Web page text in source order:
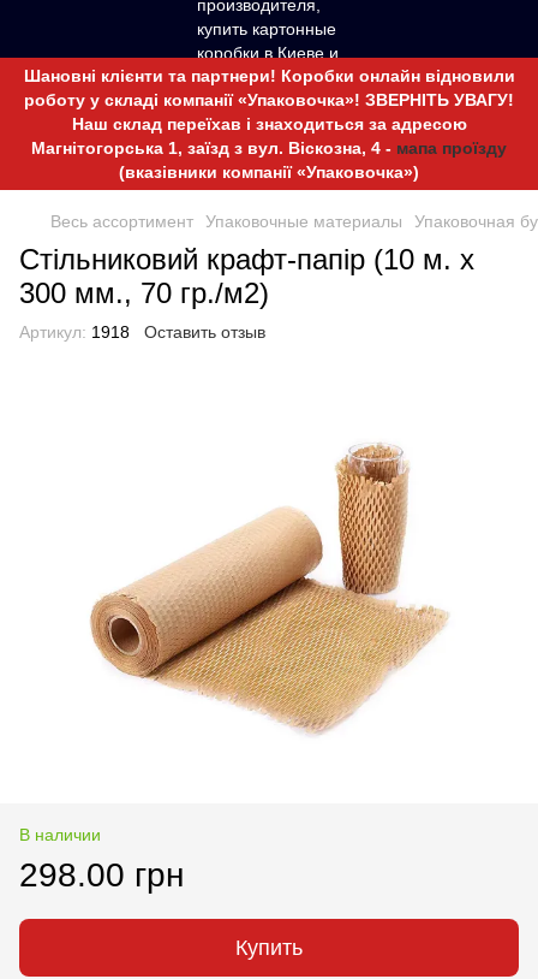
Шановні клієнти та партнери! Коробки онлайн відновили
роботу у складі компанії «Упаковочка»! ЗВЕРНІТЬ УВАГУ!
Наш склад переїхав і знаходиться за адресою
Магнітогорська 1, заїзд з вул. Віскозна, 4 - мапа проїзду
(вказівники компанії «Упаковочка»)
Весь ассортимент Упаковочные материалы Упаковочная
Стільниковий крафт-папір (10 м. х
300 мм., 70 гр./м2)
Артикул: 1918 Оставить отзыв
В наличии
298.00 грн
Купить